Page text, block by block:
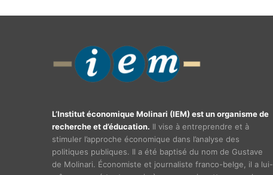
L’Institut économique Molinari (IEM) est un organisme de
recherche et d’éducation. Il vise à entreprendre et à
stimuler l’approche économique dans l’analyse des
politiques publiques. Il a été baptisé du nom de Gustave
de Molinari. Économiste et journaliste franco-belge, il a lui-